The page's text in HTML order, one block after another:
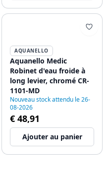
AQUANELLO
Aquanello Medic
Robinet d'eau froide à
long levier, chromé CR-
1101-MD
Nouveau stock attendu le 26-
08-2026
€ 48,91
Ajouter au panier